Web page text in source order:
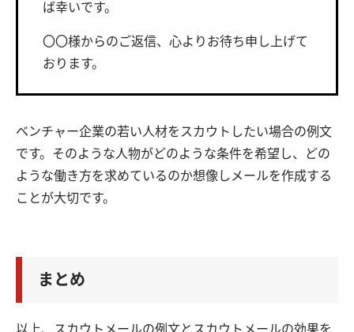
ば幸いです。
〇〇様からのご返信、心よりお待ち申し上げて
おります。
ベンチャー企業の若い人材をスカウトしたい場合の例文
です。そのような人物がどのような条件を希望し、どの
ような働き方を求めているのか想像しメールを作成する
ことが大切です。
まとめ